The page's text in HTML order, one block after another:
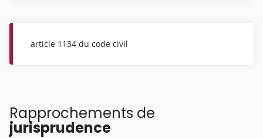
article 1134 du code civil
Rapprochements de
jurisprudence